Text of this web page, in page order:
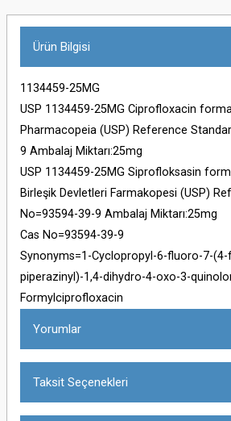
Ürün Bilgisi
1134459-25MG
USP 1134459-25MG Ciprofloxacin
Pharmacopeia (USP) Reference
9 Ambalaj Miktarı:25mg
USP 1134459-25MG Siprofloksasin
Birleşik Devletleri Farmakopesi (USP)
No=93594-39-9 Ambalaj Miktarı:25mg
Cas No=93594-39-9
Synonyms=1-Cyclopropyl-6-fluoro-7-
piperazinyl)-1,4-dihydro-4-oxo-3-
Formylciprofloxacin
Yorumlar
Taksit Seçenekleri